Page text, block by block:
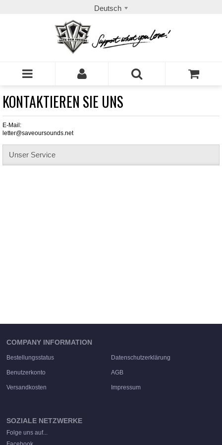
Deutsch
KONTAKTIEREN SIE UNS
E-Mail:
letter@saveoursounds.net
Unser Service
COMPANY INFORMATION
Bestellungsstatus Datenschutzerklärung
Benutzerkonto AGB
Versandkosten Impressum
SOZIALE NETZWERKE
Folge uns auf...